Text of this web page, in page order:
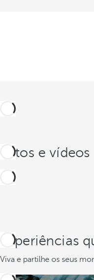
Fotos e vídeos
Experiências
Viva e partilhe os seus